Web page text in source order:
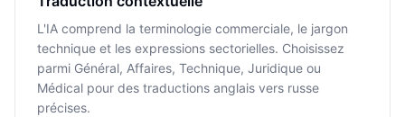
L'IA comprend la terminologie commerciale, le jargon
technique et les expressions sectorielles. Choisissez
parmi Général, Affaires, Technique, Juridique ou
Médical pour des traductions anglais vers russe
précises.